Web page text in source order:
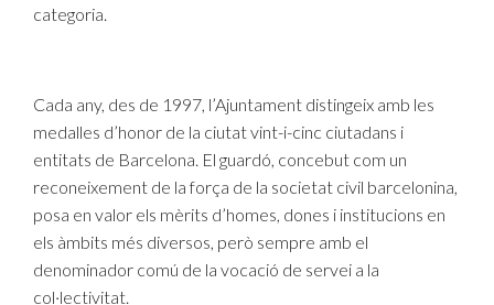
categoria.
Cada any, des de 1997, l’Ajuntament distingeix amb les
medalles d’honor de la ciutat vint-i-cinc ciutadans i
entitats de Barcelona. El guardó, concebut com un
reconeixement de la força de la societat civil barcelonina,
posa en valor els mèrits d’homes, dones i institucions en
els àmbits més diversos, però sempre amb el
denominador comú de la vocació de servei a la
col·lectivitat.